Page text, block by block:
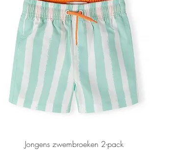
Jongens zwembroeken 2-pack